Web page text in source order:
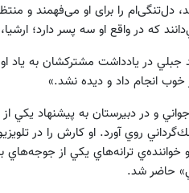
را برای او می‌فهمند و
كه در واقع او سه پسر دارد؛
در يادداشت مشتركشان به ياد
انجام داد و دیده نشد.»
و در دبيرستان به پيشنهاد
روي آورد. او كارش را در
و خواننده‌ي ترانه‌هاي يكي از
حاضر شد.